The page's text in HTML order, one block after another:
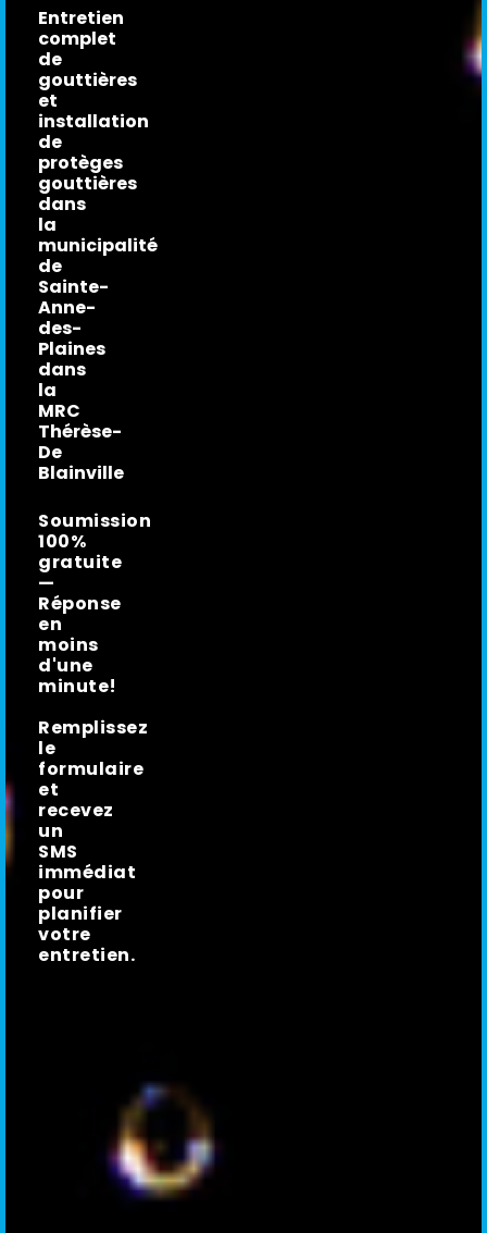
Entretien
complet
de
gouttières
et
installation
de
protèges
gouttières
dans
la
municipalité
de
Sainte-
Anne-
des-
Plaines
dans
la
MRC
Thérèse-
De
Blainville
Soumission
100%
gratuite
—
Réponse
en
moins
d'une
minute!
Remplissez
le
formulaire
et
recevez
un
SMS
immédiat
pour
planifier
votre
entretien.